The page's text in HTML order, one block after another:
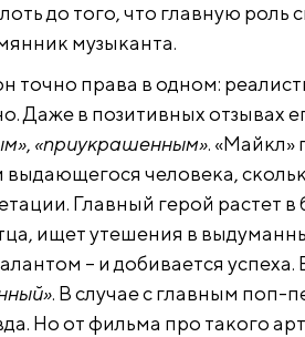
до того, что главную
музыканта.
точно права в одном:
Даже в позитивных отзывах
, «приукрашенным». «Майкл»
выдающегося человека,
Главный герой растет в
ищет утешения в
– и добивается
. В случае с главным поп-
Но от фильма про такого